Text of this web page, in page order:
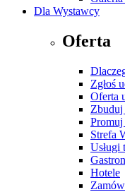
Dla Wystawcy
Oferta
Zgłoś
Oferta
Zbuduj
Promuj
Strefa
Usługi
Hotele